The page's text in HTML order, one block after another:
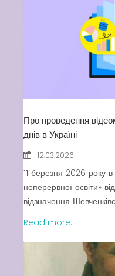
Про проведення
днів в Україні
12.03.2026
11 березня 2026 року
неперервної освіти»
відзначення
Read more.